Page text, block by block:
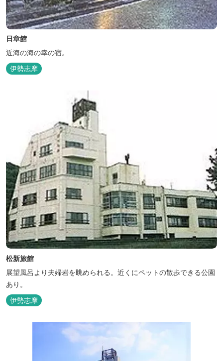
日章館
近海の海の幸の宿。
伊勢志摩
松新旅館
展望風呂より夫婦岩を眺められる。近くにペットの散歩できる公園
あり。
伊勢志摩